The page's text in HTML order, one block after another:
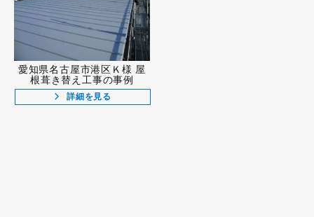
愛知県名古屋市港区Ｋ様 屋
根葺き替え工事の事例
詳細を見る